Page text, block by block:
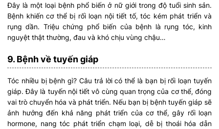
Đây là một loại bệnh phổ biến ở nữ giới trong độ tuổi sinh sản.
Bệnh khiến cơ thể bị rối loạn nội tiết tố, tóc kém phát triển và
rụng dần. Triệu chứng phổ biến của bệnh là rụng tóc, kinh
nguyệt thật thường, đau và khó chịu vùng chậu…
9. Bệnh về tuyến giáp
Tóc nhiều bị bệnh gì? Câu trả lời có thể là bạn bị rối loạn tuyến
giáp. Đây là tuyến nội tiết vô cùng quan trọng của cơ thể, đóng
vai trò chuyển hóa và phát triển. Nếu bạn bị bệnh tuyến giáp sẽ
ảnh hưởng đến khả năng phát triển của cơ thể, gây rối loạn
hormone, nang tóc phát triển chạm loại, dễ bị thoái hóa dẫn